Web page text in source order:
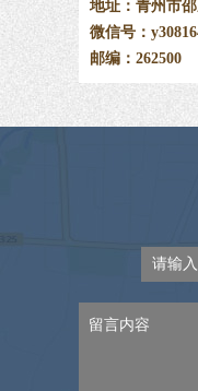
地址：青州市
微信号：
邮编：262500